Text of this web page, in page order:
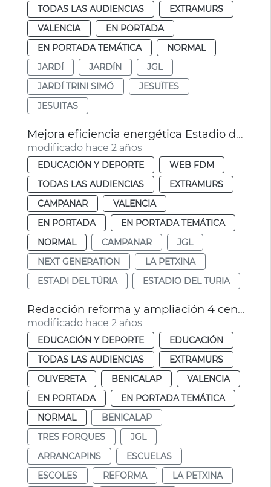
TODAS LAS AUDIENCIAS
EXTRAMURS
VALENCIA
EN PORTADA
EN PORTADA TEMÁTICA
NORMAL
JARDÍ
JARDÍN
JGL
JARDÍ TRINI SIMÓ
JESUÏTES
JESUITAS
Mejora eficiencia energética Estadio del Turia
modificado hace 2 años
EDUCACIÓN Y DEPORTE
WEB FDM
TODAS LAS AUDIENCIAS
EXTRAMURS
CAMPANAR
VALENCIA
EN PORTADA
EN PORTADA TEMÁTICA
NORMAL
CAMPANAR
JGL
NEXT GENERATION
LA PETXINA
ESTADI DEL TÚRIA
ESTADIO DEL TURIA
Redacción reforma y ampliación 4 centros escolares
modificado hace 2 años
EDUCACIÓN Y DEPORTE
EDUCACIÓN
TODAS LAS AUDIENCIAS
EXTRAMURS
OLIVERETA
BENICALAP
VALENCIA
EN PORTADA
EN PORTADA TEMÁTICA
NORMAL
BENICALAP
TRES FORQUES
JGL
ARRANCAPINS
ESCUELAS
ESCOLES
REFORMA
LA PETXINA